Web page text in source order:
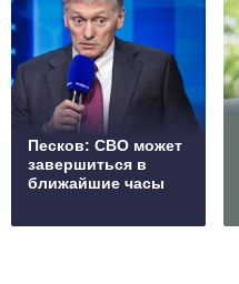
Песков: СВО может
завершиться в
ближайшие часы